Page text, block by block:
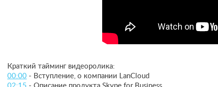
Краткий тайминг видеоролика:
00:00 - Вступление, о компании LanCloud
02:15 - Описание продукта Skype for Business